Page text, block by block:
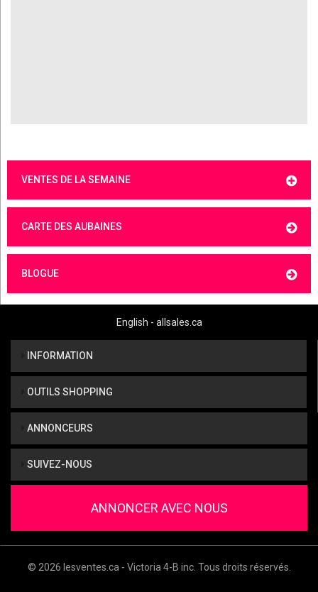
VENTES DE LA SEMAINE
CARTE DES AUBAINES
BLOGUE
English - allsales.ca
INFORMATION
OUTILS SHOPPING
ANNONCEURS
SUIVEZ-NOUS
ANNONCER AVEC NOUS
© 2026 lesventes.ca - Victoria 4-B inc. Tous droits réservés.